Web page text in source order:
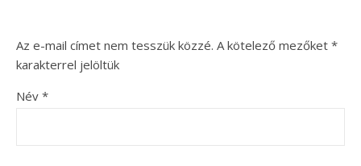
Az e-mail címet nem tesszük közzé. A kötelező mezőket *
karakterrel jelöltük
Név *